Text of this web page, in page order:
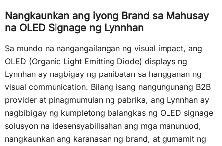
Nangkaunkan ang iyong Brand sa Mahusay
na OLED Signage ng Lynnhan
Sa mundo na nangangailangan ng visual impact, ang
OLED (Organic Light Emitting Diode) displays ng
Lynnhan ay nagbigay ng panibatan sa hangganan ng
visual communication. Bilang isang nangungunang B2B
provider at pinagmumulan ng pabrika, ang Lynnhan ay
nagbibigay ng kumpletong balangkas ng OLED signage
solusyon na idesensyabilisahan ang mga manunuod,
nangkaunkan ang karanasan ng brand, at gumamit ng